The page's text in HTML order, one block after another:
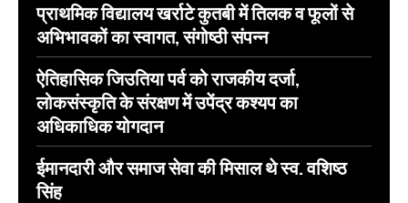
प्राथमिक विद्यालय खर्राटे कुतबी में तिलक व फूलों से
अभिभावकों का स्वागत, संगोष्ठी संपन्न
ऐतिहासिक जिउतिया पर्व को राजकीय दर्जा,
लोकसंस्कृति के संरक्षण में उपेंद्र कश्यप का
अधिकाधिक योगदान
ईमानदारी और समाज सेवा की मिसाल थे स्व. वशिष्ठ
सिंह